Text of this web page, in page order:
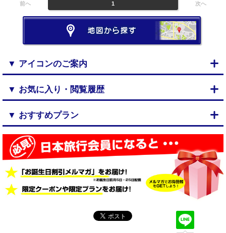
前へ 1 次へ
▼ アイコンのご案内
▼ お気に入り・閲覧履歴
▼ おすすめプラン